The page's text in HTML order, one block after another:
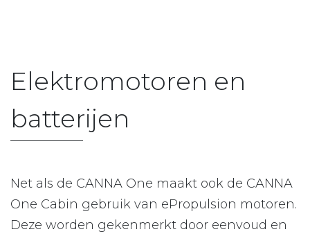
Elektromotoren en
batterijen
Net als de CANNA One maakt ook de CANNA
One Cabin gebruik van ePropulsion motoren.
Deze worden gekenmerkt door eenvoud en